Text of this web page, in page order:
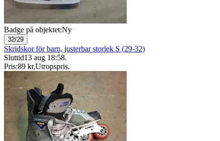
Badge på objektet:Ny
32/29
Skridskor för barn, justerbar storlek S (29-32)
Sluttid13 aug 18:58.
Pris:89 kr,Utropspris.